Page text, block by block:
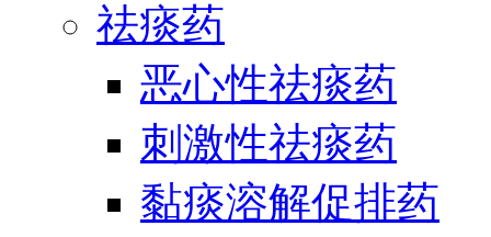
祛痰药
恶心性祛痰药
刺激性祛痰药
黏痰溶解促排药